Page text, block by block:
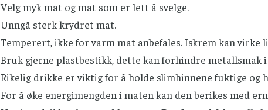
Velg myk mat og mat som er lett å svelge.
Unngå sterk krydret mat.
Temperert, ikke for varm mat anbefales. Iskrem kan virke
Bruk gjerne plastbestikk, dette kan forhindre metallsmak
Rikelig drikke er viktig for å holde slimhinnene fuktige og
For å øke energimengden i maten kan den berikes med